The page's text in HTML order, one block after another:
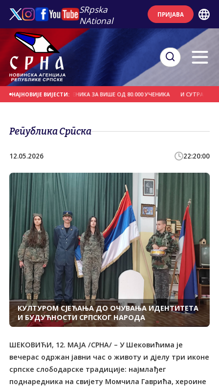
SRpska
NAtional
ПРИЈАВА
НАЈНОВИЈЕ ВИЈЕСТИ:
БЕСПЛАТНИХ УЏБЕНИКА ЗА ВИШЕ ОД 80.000 УЧЕНИКА И СУТРА ВРУЋЕ,
Република Српска
12.05.2026 22:20:00
КУЛTУРОМ СЈЕЋАЊА ДО ОЧУВАЊА ИДЕНTИTЕTА
И БУДУЋНОСTИ СРПСКОГ НАРОДА
ШЕКОВИЋИ, 12. МАЈА /СРНА/ – У Шековићима је
вечерас одржан јавни час о животу и дјелу три иконе
српске слободарске традиције: најмлађег
поднаредника на свијету Момчила Гаврића, хероине